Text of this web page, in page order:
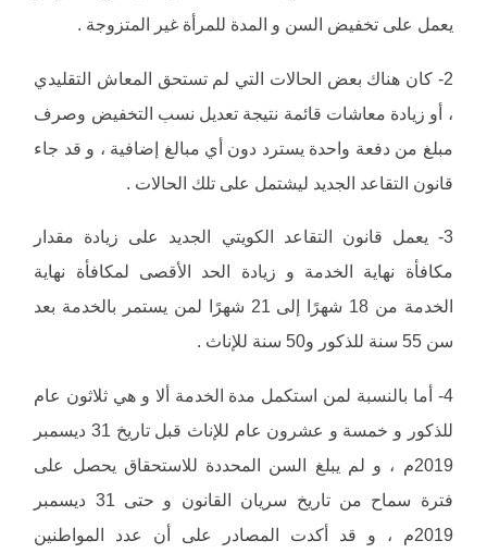
يعمل على تخفيض السن و المدة للمرأة غير المتزوجة .
2- كان هناك بعض الحالات التي لم تستحق المعاش التقليدي
، أو زيادة معاشات قائمة نتيجة تعديل نسب التخفيض وصرف
مبلغ من دفعة واحدة يسترد دون أي مبالغ إضافية ، و قد جاء
قانون التقاعد الجديد ليشتمل على تلك الحالات .
3- يعمل قانون التقاعد الكويتي الجديد على زيادة مقدار
مكافأة نهاية الخدمة و زيادة الحد الأقصى لمكافأة نهاية
الخدمة من 18 شهرًا إلى 21 شهرًا لمن يستمر بالخدمة بعد
سن 55 سنة للذكور و50 سنة للإناث .
4- أما بالنسبة لمن استكمل مدة الخدمة ألا و هي ثلاثون عام
للذكور و خمسة و عشرون عام للإناث قبل تاريخ 31 ديسمبر
2019م ، و لم يبلغ السن المحددة للاستحقاق يحصل على
فترة سماح من تاريخ سريان القانون و حتى 31 ديسمبر
2019م ، و قد أكدت المصادر على أن عدد المواطنين